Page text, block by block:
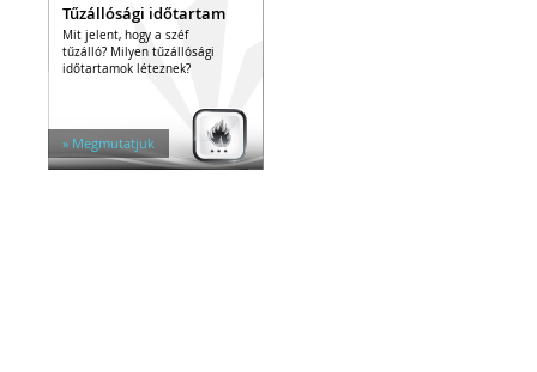
Tűzállósági időtartam
Mit jelent, hogy a széf
tűzálló? Milyen tűzállósági
időtartamok léteznek?
» Megmutatjuk